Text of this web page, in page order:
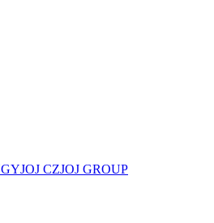
JOJ CZJOJ GROUP